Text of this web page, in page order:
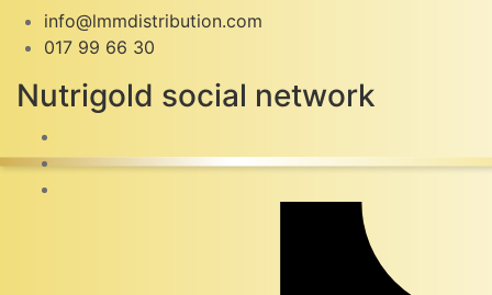
info@lmmdistribution.com
017 99 66 30
Nutrigold social network